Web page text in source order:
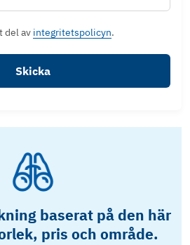
del av integritetspolicyn.
Skicka
baserat på den här
pris och område.